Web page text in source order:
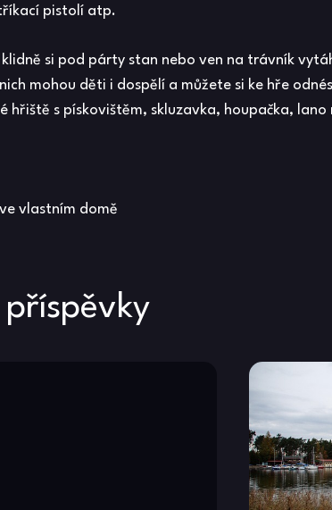
pistolí atp.
klidně si pod párty stan nebo ven na trávník
mohou děti i dospělí a můžete si ke hře
hřiště s pískovištěm, skluzavka, houpačka,
vlastním domě
příspěvky